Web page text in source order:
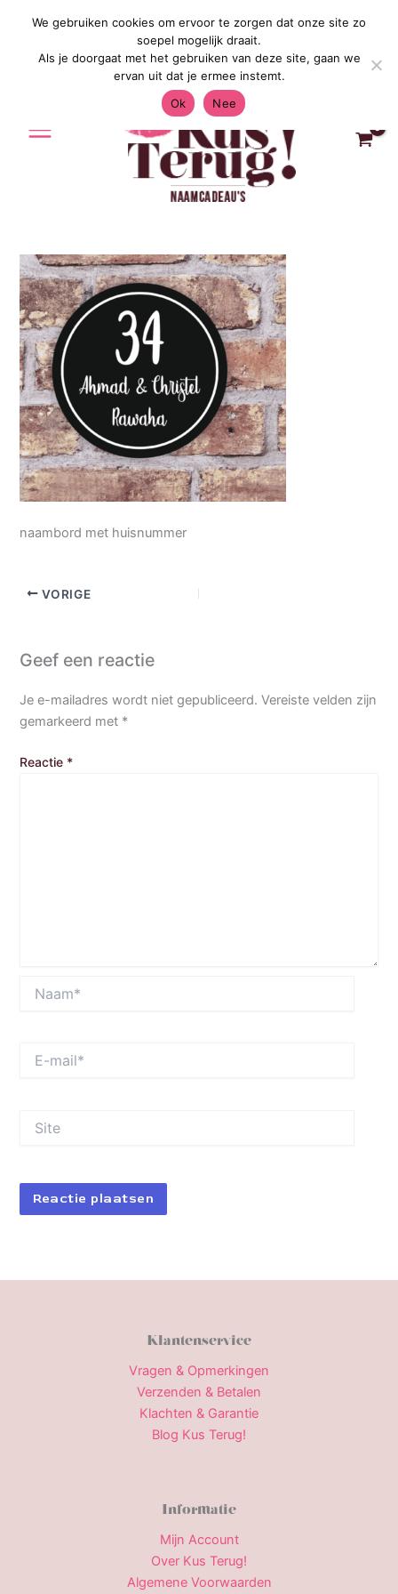
Gratis Verzending in Nederland &
naambord met huisnummer
VORIGE
Geef een reactie
Je e-mailadres wordt niet gepubliceerd. Vereiste velden zijn
gemarkeerd met *
Reactie *
mail*
Klantenservice
Vragen & Opmerkingen
Verzenden & Betalen
Klachten & Garantie
Blog Kus Terug!
Informatie
Mijn Account
Over Kus Terug!
Algemene Voorwaarden
We gebruiken cookies om ervoor te zorgen dat onze site zo
soepel mogelijk draait.
Als je doorgaat met het gebruiken van deze site, gaan we
ervan uit dat je ermee instemt.
Ok
Nee